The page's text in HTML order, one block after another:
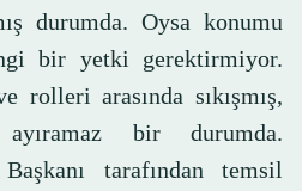
durumda. Oysa konumu
bir yetki gerektirmiyor.
arasında sıkışmış,
bir durumda.
tarafından temsil